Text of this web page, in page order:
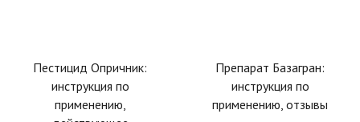
Пестицид Опричник:
инструкция по
применению,
Препарат Базагран:
инструкция по
применению, отзывы